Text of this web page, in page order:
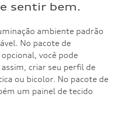
sentir bem.
ambiente padrão
No pacote de
você pode
criar seu perfil de
ou bicolor. No pacote de
um painel de tecido